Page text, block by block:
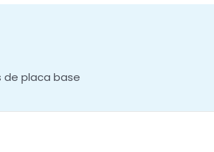
de placa base